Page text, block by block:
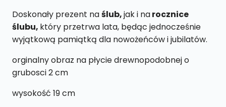
Doskonały prezent naślub,jak i narocznice
ślubu, który przetrwa lata, będąc jednocześnie
wyjątkową pamiątką dla nowożeńców i jubilatów.
orginalny obraz na płycie drewnopodobnej o
grubosci 2 cm
wysokość 19 cm